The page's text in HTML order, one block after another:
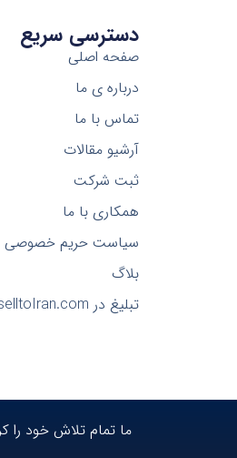
دسترسی سریع
صفحه اصلی
درباره ی ما
تماس با ما
آرشیو مقالات
ثبت شرکت
همکاری با ما
سیاست حریم خصوصی
بلاگ
تبلیغ در selltoIran.com
ما تمام تلاش خود را